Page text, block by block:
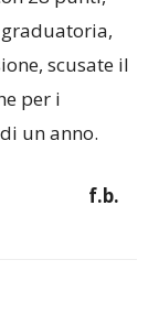
28 punti,
scusate il
per i